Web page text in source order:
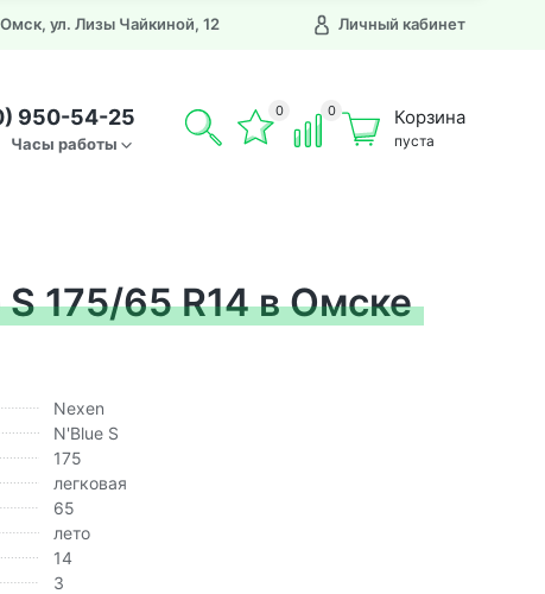
Омск, ул. Лизы Чайкиной, 12 Личный кабинет
950-54-25
Часы работы
0 0 Корзина
пуста
175/65 R14 в Омске
Nexen
N'Blue S
175
легковая
65
лето
14
3